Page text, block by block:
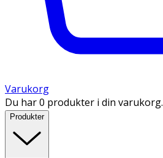
Varukorg
Du har 0 produkter i din varukorg.
Produkter